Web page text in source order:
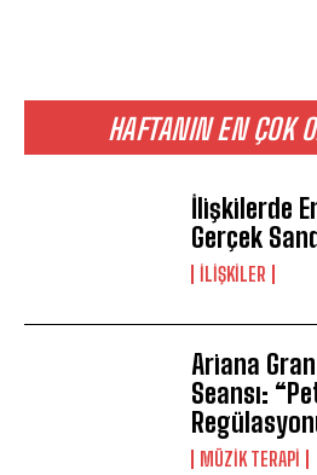
ABONE OL
Gizlilik politikasınıokudum,
HAFTANIN EN ÇOK
İlişkilerde
Gerçek
İLIŞKILER
Ariana
Seansı:
MÜZIK TERAPI